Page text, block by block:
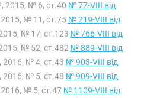
2015, № 6, ст.40 № 77-VIII від
№ 11, ст.75 № 219-VIII від
№ 17, ст.123 № 766-VIII від
№ 52, ст.482 № 889-VIII від
2016, № 4, ст.43 № 903-VIII від
2016, № 5, ст.48 № 909-VIII від
№ 5, ст.47 № 1109-VIII від